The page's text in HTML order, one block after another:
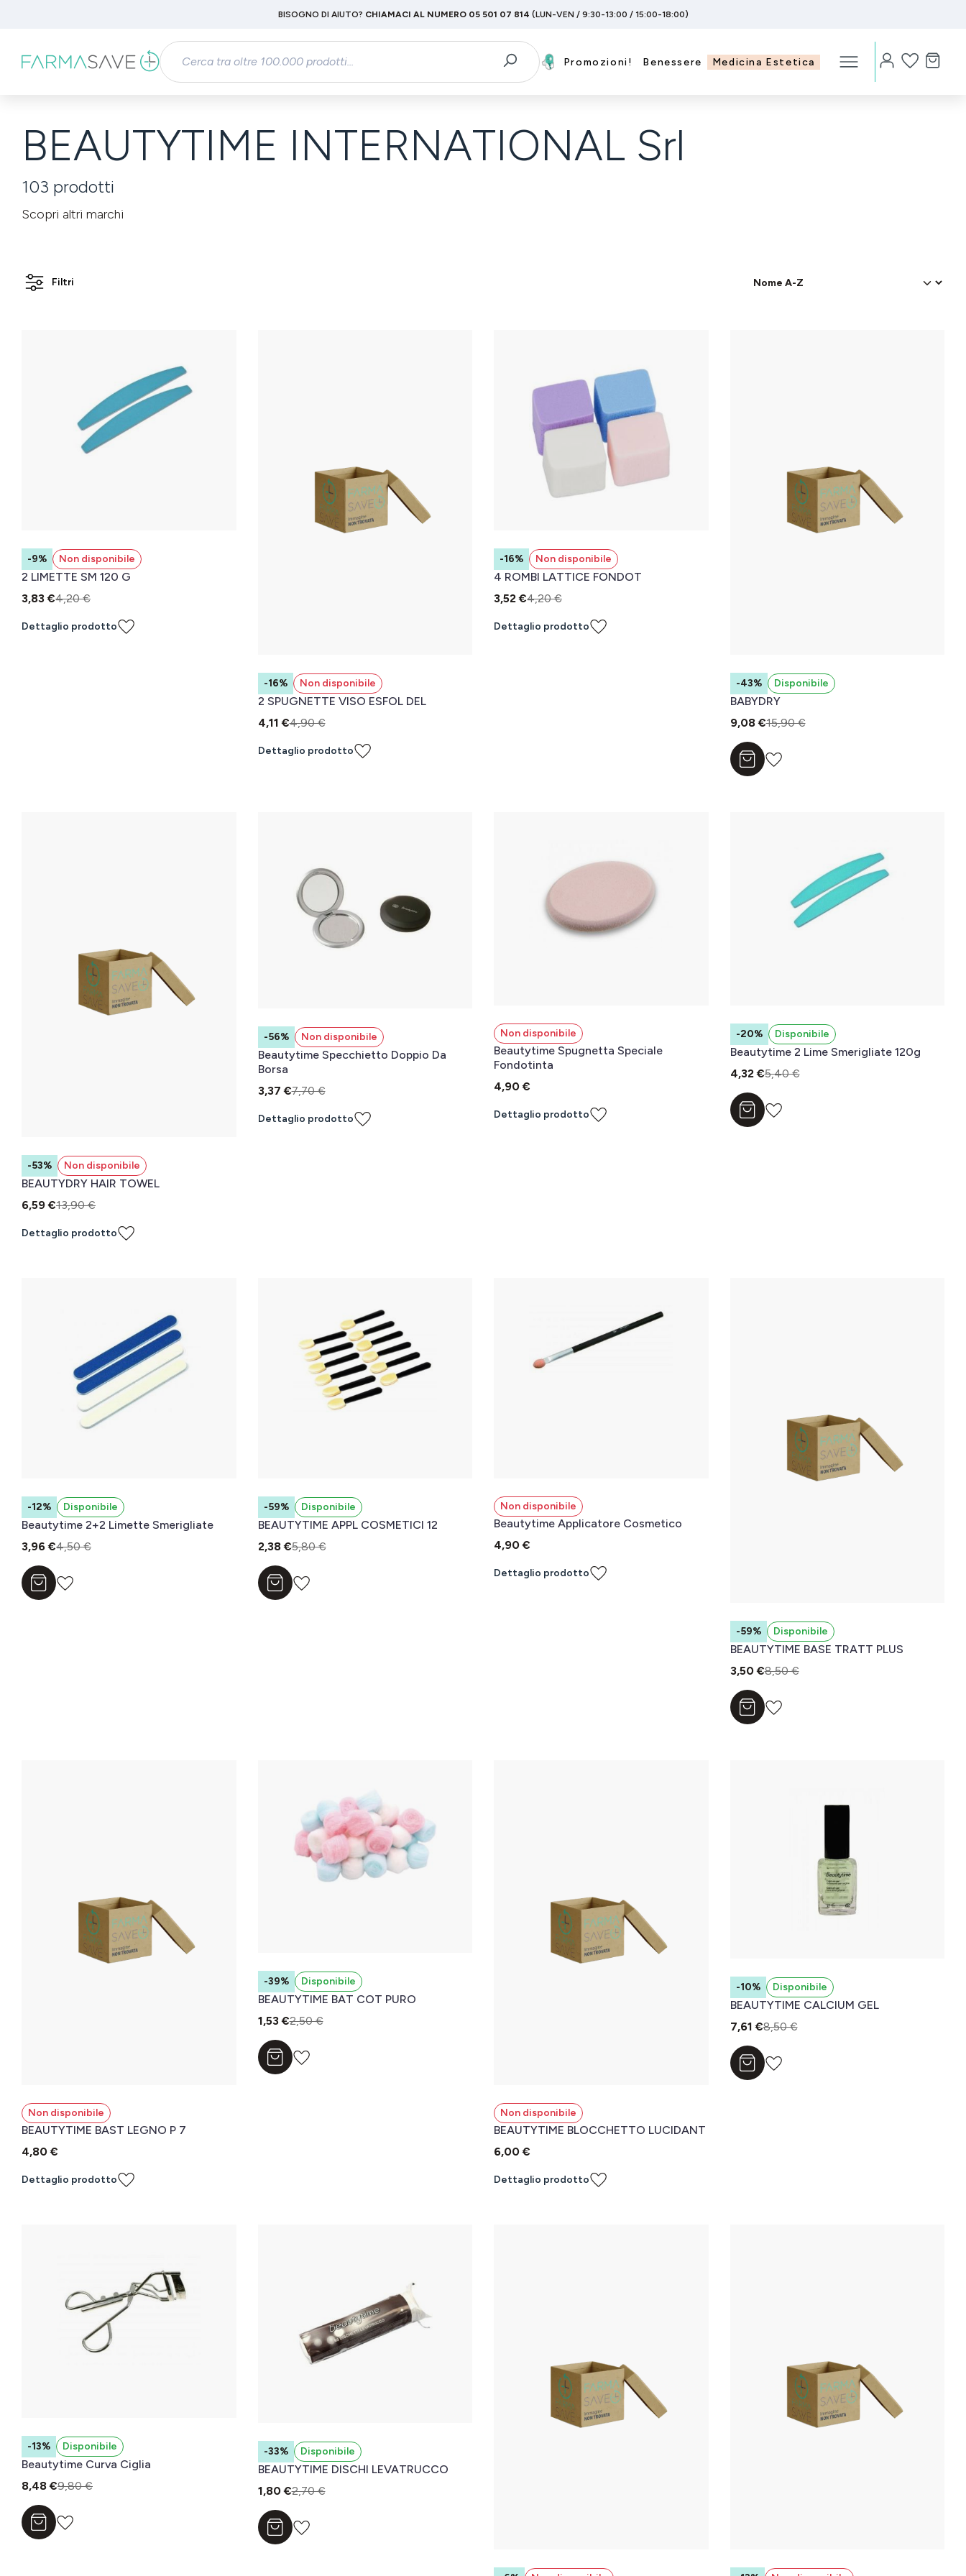
Passa alla navigazione principale
BISOGNO DI AIUTO? CHIAMACI AL NUMERO 05 501 07 814 (LUN-VEN / 9:30-13:00 / 15:00-18:00)
Promozioni! Benessere Medicina Estetica
BEAUTYTIME INTERNATIONAL Srl
103 prodotti
Scopri altri marchi
Filtri
-9% Non disponibile
2 LIMETTE SM 120 G
3,83 €4,20 €
Dettaglio prodotto
-16% Non disponibile
2 SPUGNETTE VISO ESFOL DEL
4,11 €4,90 €
Dettaglio prodotto
-16% Non disponibile
4 ROMBI LATTICE FONDOT
3,52 €4,20 €
Dettaglio prodotto
-43% Disponibile
BABYDRY
9,08 €15,90 €
Aggiungi al carrello
-53% Non disponibile
BEAUTYDRY HAIR TOWEL
6,59 €13,90 €
Dettaglio prodotto
-56% Non disponibile
Beautytime Specchietto Doppio Da
Borsa
3,37 €7,70 €
Dettaglio prodotto
Non disponibile
Beautytime Spugnetta Speciale
Fondotinta
4,90 €
Dettaglio prodotto
-20% Disponibile
Beautytime 2 Lime Smerigliate 120g
4,32 €5,40 €
Aggiungi al carrello
-12% Disponibile
Beautytime 2+2 Limette Smerigliate
3,96 €4,50 €
Aggiungi al carrello
-59% Disponibile
BEAUTYTIME APPL COSMETICI 12
2,38 €5,80 €
Aggiungi al carrello
Non disponibile
Beautytime Applicatore Cosmetico
4,90 €
Dettaglio prodotto
-59% Disponibile
BEAUTYTIME BASE TRATT PLUS
3,50 €8,50 €
Aggiungi al carrello
Non disponibile
BEAUTYTIME BAST LEGNO P 7
4,80 €
Dettaglio prodotto
-39% Disponibile
BEAUTYTIME BAT COT PURO
1,53 €2,50 €
Aggiungi al carrello
Non disponibile
BEAUTYTIME BLOCCHETTO LUCIDANT
6,00 €
Dettaglio prodotto
-10% Disponibile
BEAUTYTIME CALCIUM GEL
7,61 €8,50 €
Aggiungi al carrello
-13% Disponibile
Beautytime Curva Ciglia
8,48 €9,80 €
Aggiungi al carrello
-33% Disponibile
BEAUTYTIME DISCHI LEVATRUCCO
1,80 €2,70 €
Aggiungi al carrello